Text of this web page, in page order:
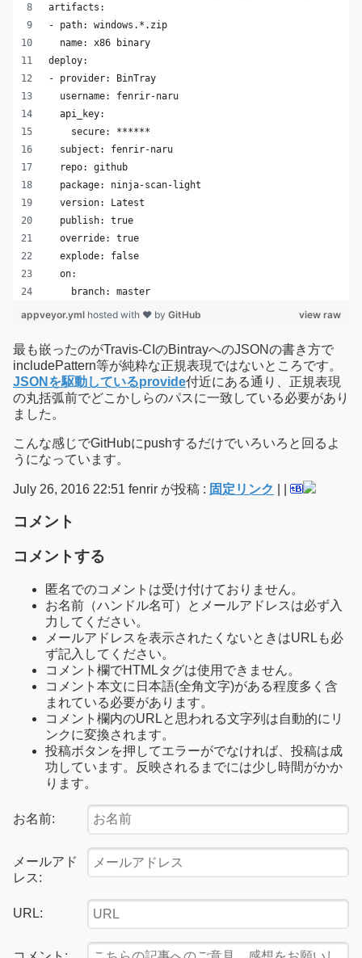
artifacts:
- path: windows.*.zip
  name: x86 binary
deploy:
- provider: BinTray
  username: fenrir-naru
  api_key:
    secure: ******
  subject: fenrir-naru
  repo: github
  package: ninja-scan-light
  version: Latest
  publish: true
  override: true
  explode: false
  on:
    branch: master
view raw
appveyor.yml hosted with ❤ by GitHub
最も嵌ったのがTravis-CIのBintrayへのJSONの書き方で
includePattern等が純粋な正規表現ではないところです。
JSONを駆動しているprovide付近にある通り、正規表現
の丸括弧前でどこかしらのパスに一致している必要があり
ました。
こんな感じでGitHubにpushするだけでいろいろと回るよ
うになっています。
July 26, 2016 22:51 fenrir が投稿 : 固定リンク
コメント
コメントする
匿名でのコメントは受け付けておりません。
お名前（ハンドル名可）とメールアドレスは必ず入
力してください。
メールアドレスを表示されたくないときはURLも必
ず記入してください。
コメント欄でHTMLタグは使用できません。
コメント本文に日本語(全角文字)がある程度多く含
まれている必要があります。
コメント欄内のURLと思われる文字列は自動的にリ
ンクに変換されます。
投稿ボタンを押してエラーがでなければ、投稿は成
功しています。反映されるまでには少し時間がかか
ります。
お名前:
メールアド
レス:
URL: